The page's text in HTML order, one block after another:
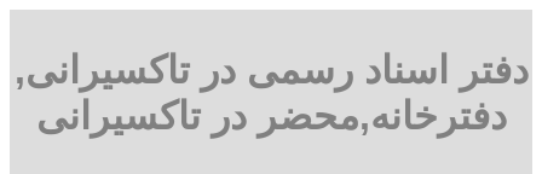
دفتر اسناد رسمی در تاکسیرانی,
دفترخانه,محضر در تاکسیرانی